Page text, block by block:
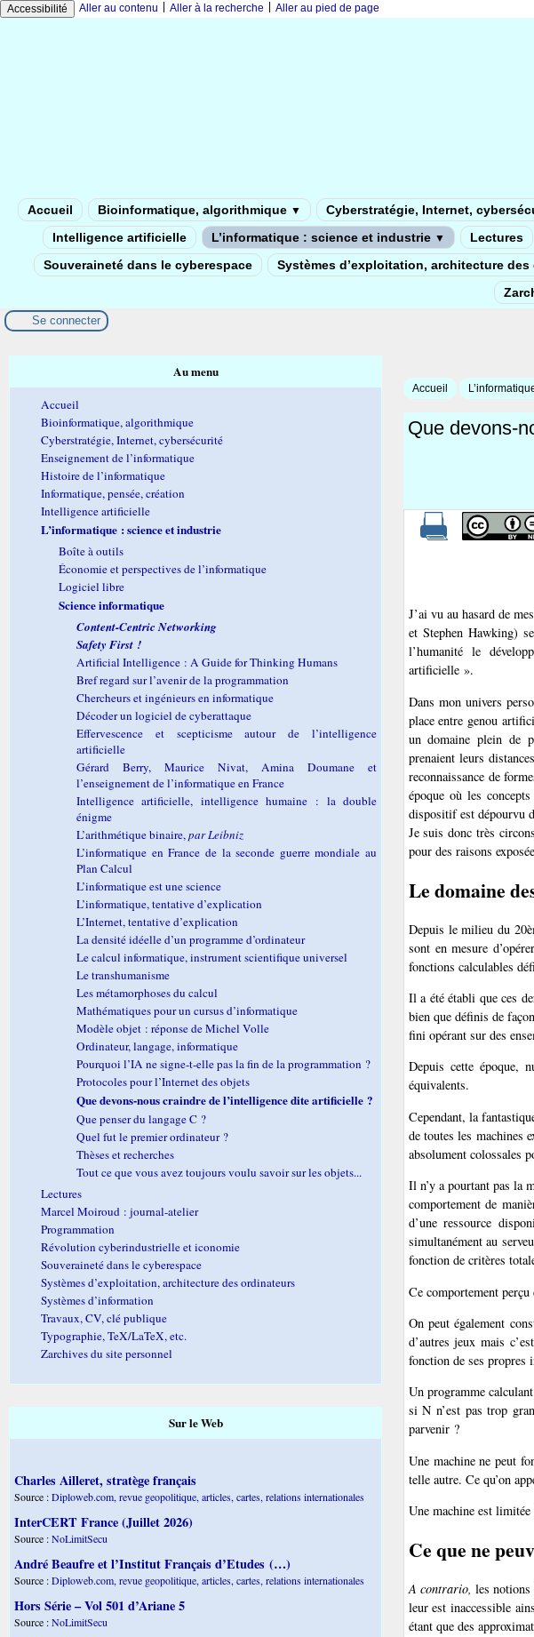
Accessibilité Aller au contenu Aller à la recherche Aller au pied de page
Accueil Bioinformatique, algorithmique ▼ Cyberstratégie, Internet,
Intelligence artificielle
L’informatique : science et industrie ▼ Lectures
Souveraineté dans le cyberespace
Systèmes d’exploitation, architecture
Se connecter
Accueil
Que devons-
J’ai vu au hasard de
et Stephen Hawking)
l’humanité le
artificielle ».
Dans mon univers
place entre genou
un domaine plein de
prenaient leurs
reconnaissance de
époque où les
dispositif est dépourvu
Je suis donc très
pour des raisons
Le domaine
Depuis le milieu du
sont en mesure
fonctions calculables
Il a été établi que ces
bien que définis de
fini opérant sur des
Depuis cette époque,
équivalents.
Cependant, la
de toutes les machines
absolument colossales
Il n’y a pourtant pas la
comportement de
d’une ressource
simultanément au
fonction de critères
Ce comportement
On peut également
d’autres jeux mais
fonction de ses propres
Un programme
si N n’est pas trop
parvenir ?
Une machine ne peut
telle autre. Ce qu’on
Une machine est
Ce que ne
A contrario, les notions
leur est inaccessible
étant que des
Au menu
Accueil
Bioinformatique, algorithmique
Cyberstratégie, Internet, cybersécurité
Enseignement de l’informatique
Histoire de l’informatique
Informatique, pensée, création
Intelligence artificielle
L’informatique : science et industrie
Boîte à outils
Économie et perspectives de l’informatique
Logiciel libre
Science informatique
Content-Centric Networking
Safety First !
Artificial Intelligence : A Guide for Thinking Humans
Bref regard sur l’avenir de la programmation
Chercheurs et ingénieurs en informatique
Décoder un logiciel de cyberattaque
Effervescence et scepticisme autour de l’intelligence
artificielle
Gérard Berry, Maurice Nivat, Amina Doumane et
l’enseignement de l’informatique en France
Intelligence artificielle, intelligence humaine : la double
énigme
L’arithmétique binaire,par Leibniz
L’informatique en France de la seconde guerre mondiale au
Plan Calcul
L’informatique est une science
L’informatique, tentative d’explication
L’Internet, tentative d’explication
La densité idéelle d’un programme d’ordinateur
Le calcul informatique, instrument scientifique universel
Le transhumanisme
Les métamorphoses du calcul
Mathématiques pour un cursus d’informatique
Modèle objet : réponse de Michel Volle
Ordinateur, langage, informatique
Pourquoi l’IA ne signe-t-elle pas la fin de la programmation ?
Protocoles pour l’Internet des objets
Que devons-nous craindre de l’intelligence dite artificielle ?
Que penser du langage C ?
Quel fut le premier ordinateur ?
Thèses et recherches
Tout ce que vous avez toujours voulu savoir sur les objets...
Lectures
Marcel Moiroud : journal-atelier
Programmation
Révolution cyberindustrielle et iconomie
Souveraineté dans le cyberespace
Systèmes d’exploitation, architecture des ordinateurs
Systèmes d’information
Travaux, CV, clé publique
Typographie, TeX/LaTeX, etc.
Zarchives du site personnel
Sur le Web
Charles Ailleret, stratège français
Source :Diploweb.com, revue geopolitique, articles, cartes, relations internationales
InterCERT France (Juillet 2026)
Source :NoLimitSecu
André Beaufre et l’Institut Français d’Etudes (…)
Source :Diploweb.com, revue geopolitique, articles, cartes, relations internationales
Hors Série – Vol 501 d’Ariane 5
Source :NoLimitSecu